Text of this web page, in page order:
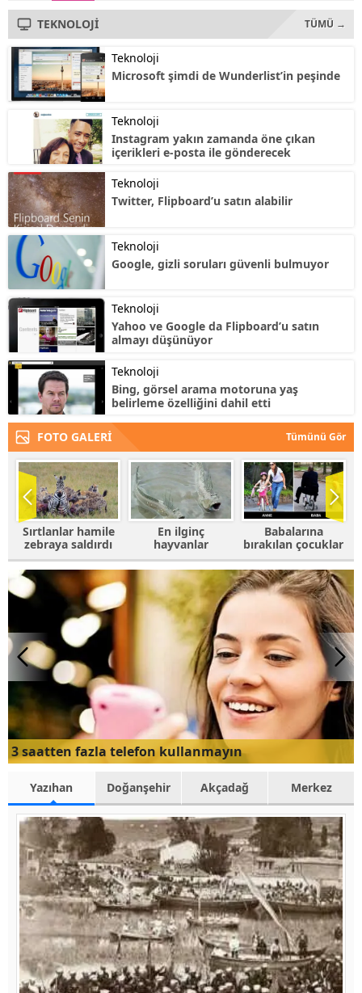
TEKNOLOJİ TÜMÜ →
Teknoloji
Microsoft şimdi de Wunderlist’in peşinde
Teknoloji
Instagram yakın zamanda öne çıkan
içerikleri e-posta ile gönderecek
Teknoloji
Twitter, Flipboard’u satın alabilir
Teknoloji
Google, gizli soruları güvenli bulmuyor
Teknoloji
Yahoo ve Google da Flipboard’u satın
almayı düşünüyor
Teknoloji
Bing, görsel arama motoruna yaş
belirleme özelliğini dahil etti
FOTO GALERİ Tümünü Gör
En ilginç
hayvanlar
Babalarına
bırakılan çocuklar
Fotoğrafı
trolleyen
hayvanlar
3 saatten fazla telefon kullanmayın
Yazıhan Doğanşehir Akçadağ Merkez